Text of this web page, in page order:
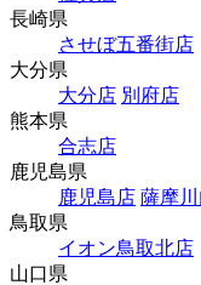
長崎県
させぼ五番街店
大分県
大分店 別府店
熊本県
合志店
鹿児島県
鹿児島店 薩摩
鳥取県
イオン鳥取北店
山口県